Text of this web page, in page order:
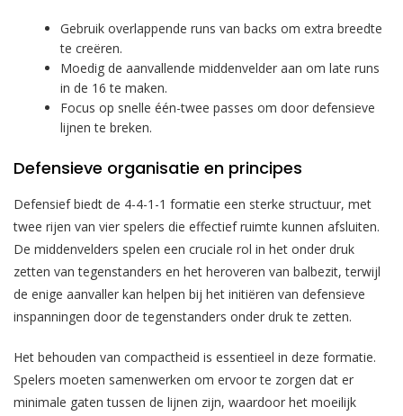
Gebruik overlappende runs van backs om extra breedte
te creëren.
Moedig de aanvallende middenvelder aan om late runs
in de 16 te maken.
Focus op snelle één-twee passes om door defensieve
lijnen te breken.
Defensieve organisatie en principes
Defensief biedt de 4-4-1-1 formatie een sterke structuur, met
twee rijen van vier spelers die effectief ruimte kunnen afsluiten.
De middenvelders spelen een cruciale rol in het onder druk
zetten van tegenstanders en het heroveren van balbezit, terwijl
de enige aanvaller kan helpen bij het initiëren van defensieve
inspanningen door de tegenstanders onder druk te zetten.
Het behouden van compactheid is essentieel in deze formatie.
Spelers moeten samenwerken om ervoor te zorgen dat er
minimale gaten tussen de lijnen zijn, waardoor het moeilijk